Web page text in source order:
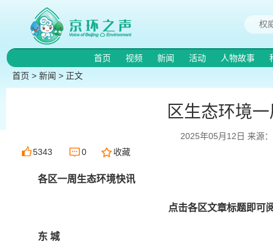
首页 视频 新闻 活动 人物故事
首页 > 新闻 > 正文
区生态环境
2025年05月12日 来源
5343
0 收藏
各区一周生态环境快讯
点击各区文章标题即可
东 城